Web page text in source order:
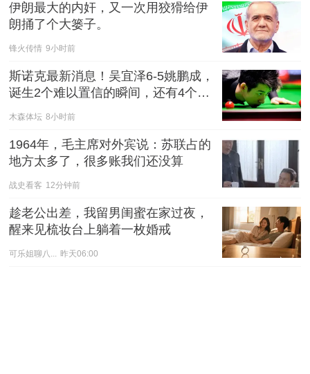
伊朗最大的内奸，又一次用狡猾给伊
朗捅了个大篓子。
锋火传情 9小时前
斯诺克最新消息！吴宜泽6-5姚鹏成，
诞生2个难以置信的瞬间，还有4个不
容否认的事实
木森体坛 8小时前
1964年，毛主席对外宾说：苏联占的
地方太多了，很多账我们还没算
战史看客 12分钟前
趁老公出差，我留男闺蜜在家过夜，
醒来见梳妆台上躺着一枚婚戒
可乐姐聊八... 昨天06:00